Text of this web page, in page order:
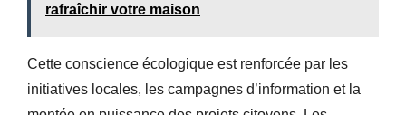
rafraîchir votre maison
Cette conscience écologique est renforcée par les
initiatives locales, les campagnes d’information et la